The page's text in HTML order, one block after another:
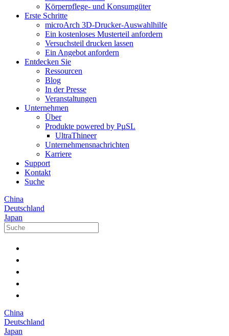
Körperpflege- und Konsumgüter
Erste Schritte
microArch 3D-Drucker-Auswahlhilfe
Ein kostenloses Musterteil anfordern
Versuchsteil drucken lassen
Ein Angebot anfordern
Entdecken Sie
Ressourcen
Blog
In der Presse
Veranstaltungen
Unternehmen
Über
Produkte powered by PµSL
UltraThineer
Unternehmensnachrichten
Karriere
Support
Kontakt
Suche
China
Deutschland
Japan
China
Deutschland
Japan